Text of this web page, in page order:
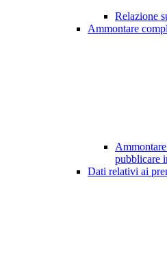
Relazione
Ammontare
pubblicare
Dati relativi ai